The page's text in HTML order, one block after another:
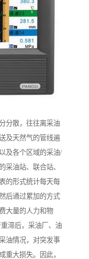
分散，往往离采油
及天然气的管线遍
及各个区域的采油/
采油站、联合站、
的形式统计每天每
后通过累加的方式
大量的人力和物
滞后，采油厂、油
油情况，对突发事
重大损失。因此，